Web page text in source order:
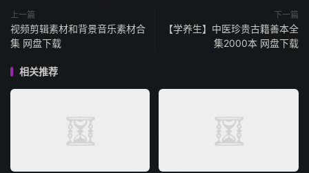
上一篇
视频剪辑素材和背景音乐素材合
集 网盘下载
下一篇
【学养生】中医珍贵古籍善本全
集2000本 网盘下载
相关推荐